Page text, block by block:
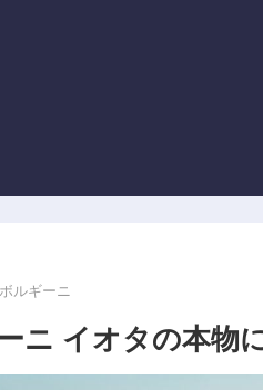
ルギーニ
ニ イオタの本物